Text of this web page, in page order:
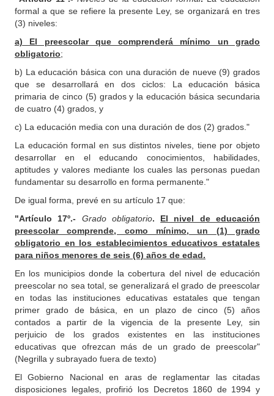
formal a que se refiere la presente Ley, se organizará en tres
(3) niveles:
a) El preescolar que comprenderá mínimo un grado
obligatorio;
b) La educación básica con una duración de nueve (9) grados
que se desarrollará en dos ciclos: La educación básica
primaria de cinco (5) grados y la educación básica secundaria
de cuatro (4) grados, y
c) La educación media con una duración de dos (2) grados."
La educación formal en sus distintos niveles, tiene por objeto
desarrollar en el educando conocimientos, habilidades,
aptitudes y valores mediante los cuales las personas puedan
fundamentar su desarrollo en forma permanente."
De igual forma, prevé en su artículo 17 que:
"Artículo 17º.- Grado obligatorio. El nivel de educación
preescolar comprende, como mínimo, un (1) grado
obligatorio en los establecimientos educativos estatales
para niños menores de seis (6) años de edad.
En los municipios donde la cobertura del nivel de educación
preescolar no sea total, se generalizará el grado de preescolar
en todas las instituciones educativas estatales que tengan
primer grado de básica, en un plazo de cinco (5) años
contados a partir de la vigencia de la presente Ley, sin
perjuicio de los grados existentes en las instituciones
educativas que ofrezcan más de un grado de preescolar"
(Negrilla y subrayado fuera de texto)
El Gobierno Nacional en aras de reglamentar las citadas
disposiciones legales, profirió los Decretos 1860 de 1994 y